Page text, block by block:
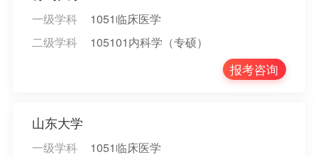
一级学科
1051临床医学
二级学科
105101内科学（专硕）
报考咨询
山东大学
一级学科
1051临床医学